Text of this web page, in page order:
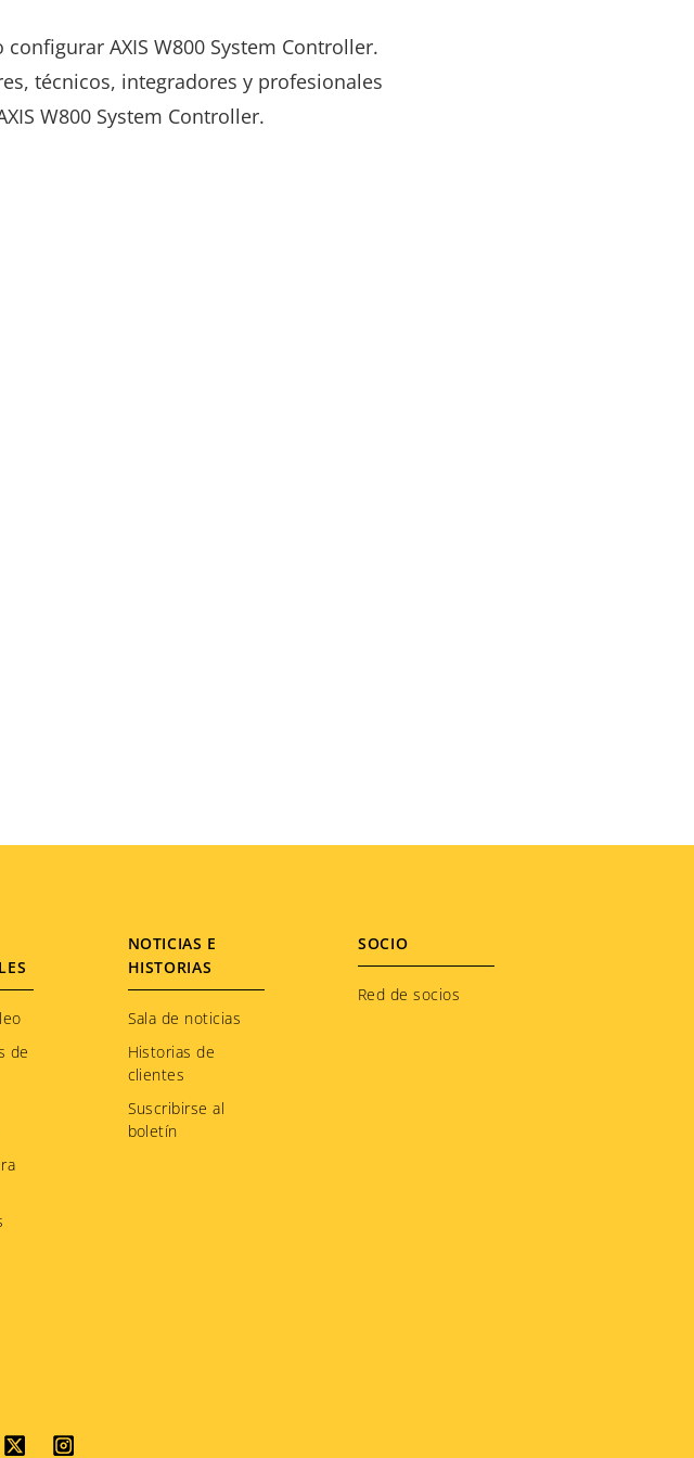
AXIS W800 System Controller.
técnicos, integradores y profesionales
W800 System Controller.
de
NOTICIAS E
HISTORIAS
Sala de noticias
Historias de
clientes
Suscribirse al
boletín
SOCIO
Red de socios